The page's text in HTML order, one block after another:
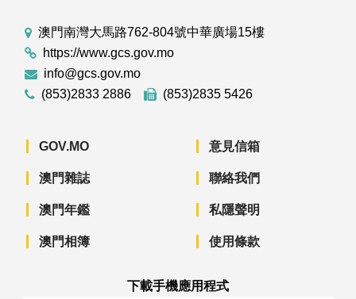
澳門南灣大馬路762-804號中華廣場15樓
https://www.gcs.gov.mo
info@gcs.gov.mo
(853)2833 2886
(853)2835 5426
GOV.MO
澳門雜誌
澳門年鑑
澳門相簿
意見信箱
聯絡我們
私隱聲明
使用條款
下載手機應用程式